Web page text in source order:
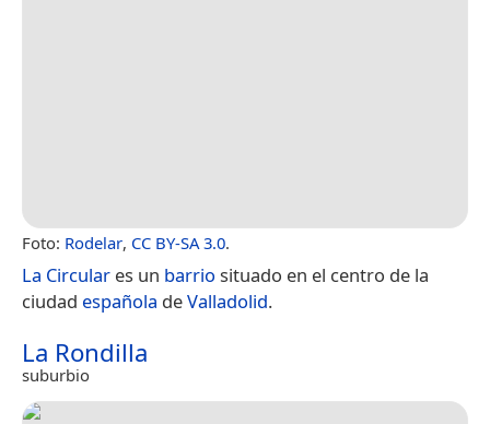
Foto: Rodelar, CC BY-SA 3.0.
La Circular es un barrio situado en el centro de la
ciudad española deValladolid.
La Rondilla
suburbio